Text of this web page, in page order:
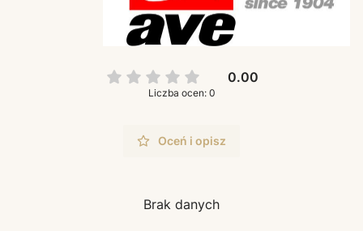
0.00
Liczba ocen: 0
Oceń i opisz
Brak danych